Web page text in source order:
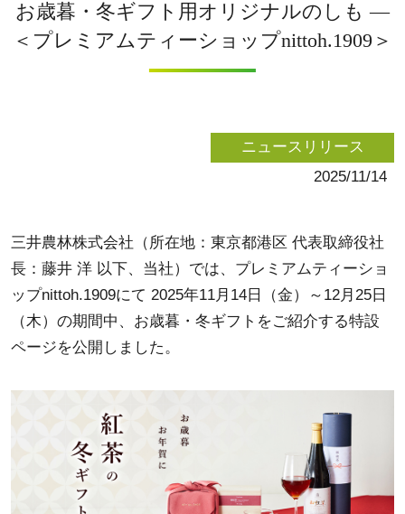
お歳暮・冬ギフト用オリジナルのしも ―
＜プレミアムティーショップnittoh.1909＞
ニュースリリース
2025/11/14
三井農林株式会社（所在地：東京都港区 代表取締役社
長：藤井 洋 以下、当社）では、プレミアムティーショ
ップnittoh.1909にて 2025年11月14日（金）～12月25日
（木）の期間中、お歳暮・冬ギフトをご紹介する特設
ページを公開しました。